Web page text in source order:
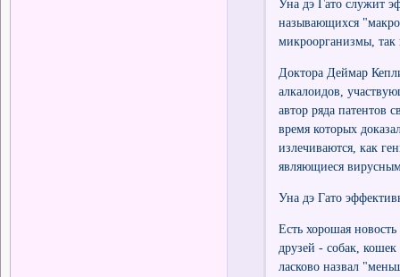
Уна дэ Гато служит
называющихся
микроорганизмы,
Доктора Деймар
алкалоидов,
автор ряда патентов
время которых
излечиваются, как
являющиеся
Уна дэ Гато
Есть хорошая
друзей - собак,
ласково назвал